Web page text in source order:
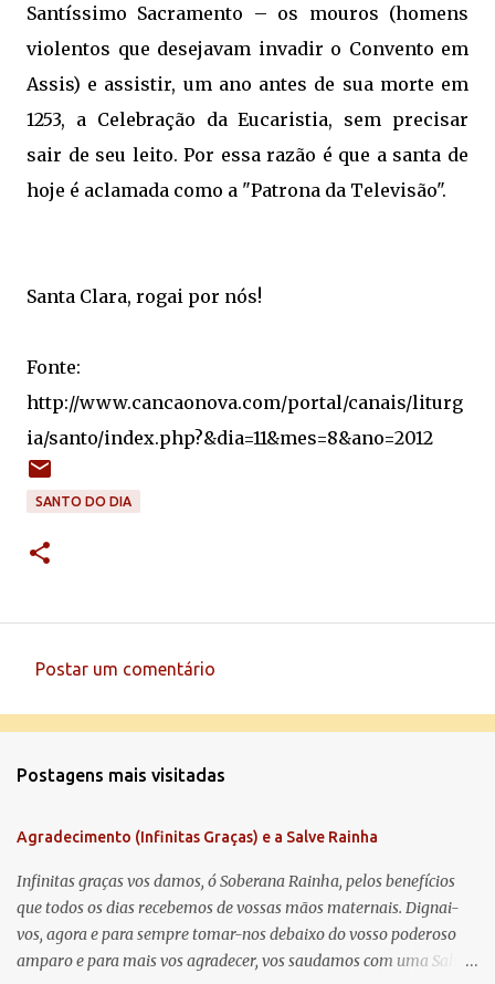
Santíssimo Sacramento – os mouros (homens
violentos que desejavam invadir o Convento em
Assis) e assistir, um ano antes de sua morte em
1253, a Celebração da Eucaristia, sem precisar
sair de seu leito. Por essa razão é que a santa de
hoje é aclamada como a "Patrona da Televisão".
Santa Clara, rogai por nós!
Fonte:
http://www.cancaonova.com/portal/canais/liturg
ia/santo/index.php?&dia=11&mes=8&ano=2012
SANTO DO DIA
e
t
á
r
i
o
Postar um comentário
Postagens mais visitadas
Agradecimento (Infinitas Graças) e a Salve Rainha
Infinitas graças vos damos, ó Soberana Rainha, pelos benefícios
que todos os dias recebemos de vossas mãos maternais. Dignai-
vos, agora e para sempre tomar-nos debaixo do vosso poderoso
amparo e para mais vos agradecer, vos saudamos com uma Salve